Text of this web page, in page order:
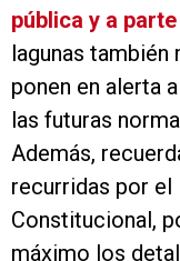
pública y a
lagunas también
ponen en alerta
las futuras
Además,
recurridas por el
Constitucional,
máximo los